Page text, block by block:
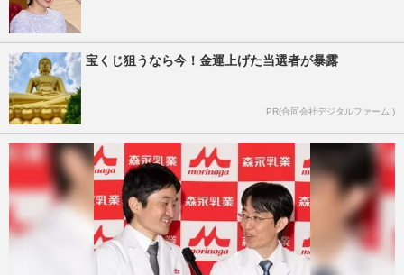
宝くじ狙うなら今！金運上げた当選者が暴露
PR(合同会社デジタルファーム )